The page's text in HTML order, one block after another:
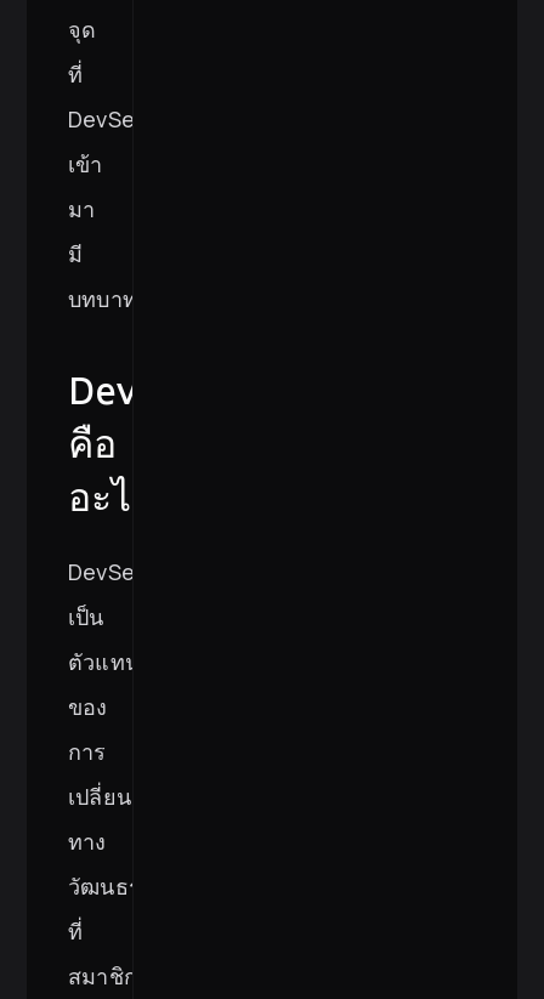
จุด
ที่
DevSecOps
เข้า
มา
มี
บทบาท
DevSecOps
คือ
อะไร?
DevSecOps
เป็น
ตัวแทน
ของ
การ
เปลี่ยนแปลง
ทาง
วัฒนธรรม
ที่
สมาชิก